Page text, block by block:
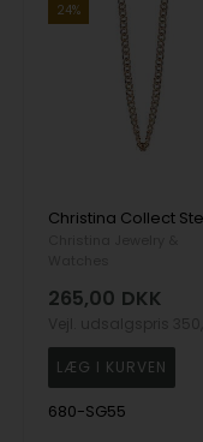
24%
265,00 DKK
680-SG55